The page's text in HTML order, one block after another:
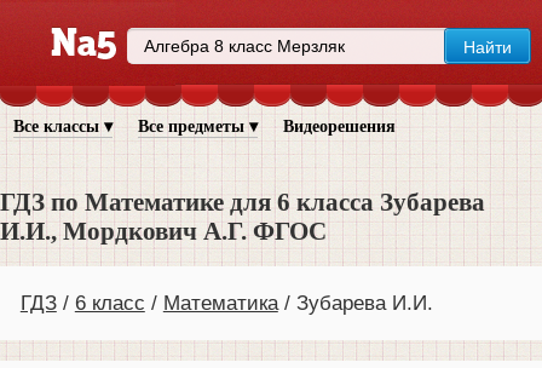
Все классы ▾ Все предметы ▾ Видеорешения
ГДЗ по Математике для 6 класса Зубарева
И.И., Мордкович А.Г. ФГОС
ГДЗ 6 класс Математика Зубарева И.И.